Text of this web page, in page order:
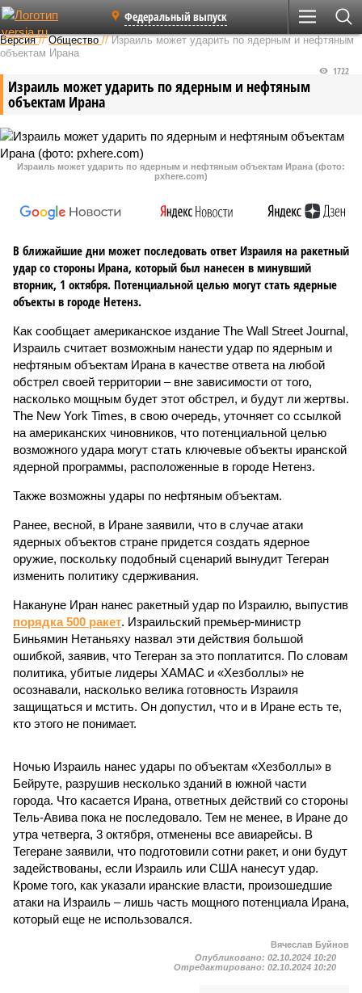
Федеральный выпуск
Версия //Общество //Израиль может ударить по ядерным и нефтяным
объектам Ирана
Израиль может ударить по ядерным и нефтяным
объектам Ирана
1722
Израиль может ударить по ядерным и нефтяным объектам Ирана (фото:
pxhere.com)
В ближайшие дни может последовать ответ Израиля на ракетный
удар со стороны Ирана, который был нанесен в минувший
вторник, 1 октября. Потенциальной целью могут стать ядерные
объекты в городе Нетенз.
Как сообщает американское издание The Wall Street Journal,
Израиль считает возможным нанести удар по ядерным и
нефтяным объектам Ирана в качестве ответа на любой
обстрел своей территории – вне зависимости от того,
насколько мощным будет этот обстрел, и будут ли жертвы.
The New York Times, в свою очередь, уточняет со ссылкой
на американских чиновников, что потенциальной целью
возможного удара могут стать ключевые объекты иранской
ядерной программы, расположенные в городе Нетенз.
Также возможны удары по нефтяным объектам.
Ранее, весной, в Иране заявили, что в случае атаки
ядерных объектов стране придется создать ядерное
оружие, поскольку подобный сценарий вынудит Тегеран
изменить политику сдерживания.
Накануне Иран нанес ракетный удар по Израилю, выпустив
порядка 500 ракет. Израильский премьер-министр
Биньямин Нетаньяху назвал эти действия большой
ошибкой, заявив, что Тегеран за это поплатится. По словам
политика, убитые лидеры ХАМАС и «Хезболлы» не
осознавали, насколько велика готовность Израиля
защищаться и мстить. Он допустил, что и в Иране есть те,
кто этого не понимает.
Ночью Израиль нанес удары по объектам «Хезболлы» в
Бейруте, разрушив несколько зданий в южной части
города. Что касается Ирана, ответных действий со стороны
Тель-Авива пока не последовало. Тем не менее, в Иране до
утра четверга, 3 октября, отменены все авиарейсы. В
Тегеране заявили, что подготовили сотни ракет, и они будут
задействованы, если Израиль или США нанесут удар.
Кроме того, как указали иранские власти, произошедшие
атаки на Израиль – лишь часть мощного потенциала Ирана,
который еще не использовался.
Вячеслав Буйнов
Опубликовано: 02.10.2024 10:20
Отредактировано: 02.10.2024 10:20